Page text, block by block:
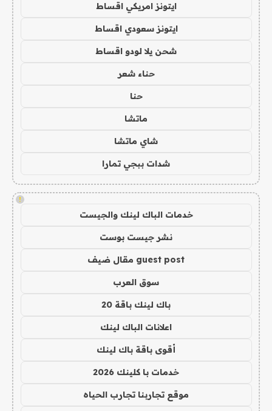
ايتونز امريكي اقساط
ايتونز سعودي اقساط
شحن يلا لودو اقساط
حناء شعر
حنا
ماتشا
شاي ماتشا
شدات ببجي تمارا
!
خدمات الباك لينك والجيست
نشر جيست بوست
guest post مقال ضيف
سوق العرب
باك لينك باقة 20
اعلانات الباك لينك
أقوى باقة باك لينك
خدمات با كلينك 2026
موقع تجاربنا تجارب الحياه